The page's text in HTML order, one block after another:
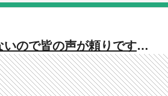
いので皆の声が頼りです」
ラインで対話する学びの